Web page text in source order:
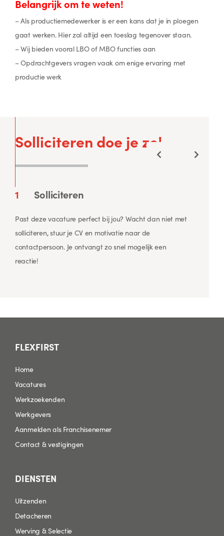
Belangrijk om te weten!
– Als productiemedewerker is er een kans dat je in ploegen
gaat werken. Hier zal altijd een toeslag tegenover staan.
– Wij bieden vooral LBO of MBO functies aan
– Opdrachtgevers vragen vaak om enige ervaring met
productie werk
Solliciteren doe je zo!
1 Solliciteren
Past deze vacature perfect bij jou? Wacht dan niet met
solliciteren, stuur je CV en motivatie naar de
contactpersoon. Je ontvangt zo snel mogelijk een
reactie!
FLEXFIRST
Home
Vacatures
Werkzoekenden
Werkgevers
Aanmelden als Franchisenemer
Contact & vestigingen
DIENSTEN
Uitzenden
Detacheren
Werving & Selectie